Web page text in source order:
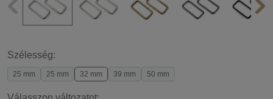
Szélesség:
25 mm 25 mm 32 mm 39 mm 50 mm